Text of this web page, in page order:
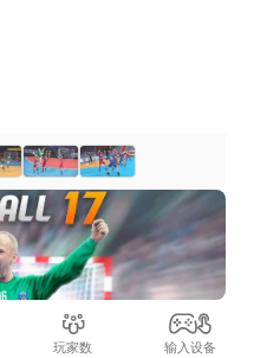
玩家数 输入设备